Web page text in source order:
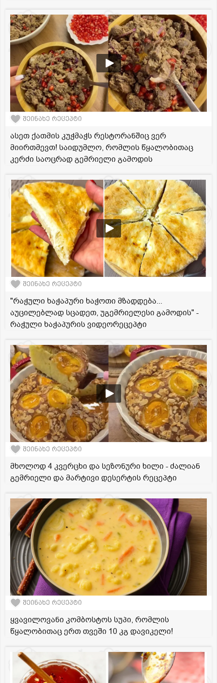
შეინახე რეცეპტი
ასეთ ქათმის კუჭმაჭს რესტორანშიც ვერ
მიირთმევთ! საიდუმლო, რომლის წყალობითაც
კერძი საოცრად გემრიელი გამოდის
შეინახე რეცეპტი
"რაჭული ხაჭაპური ხაჭოთი მზადდება...
აუცილებლად სცადეთ, უგემრიელესი გამოდის" -
რაჭული ხაჭაპურის ვიდეორეცეპტი
შეინახე რეცეპტი
მხოლოდ 4 კვერცხი და სეზონური ხილი - ძალიან
გემრიელი და მარტივი დესერტის რეცეპტი
შეინახე რეცეპტი
ყვავილოვანი კომბოსტოს სუპი, რომლის
წყალობითაც ერთ თვეში 10 კგ დავიკელი!